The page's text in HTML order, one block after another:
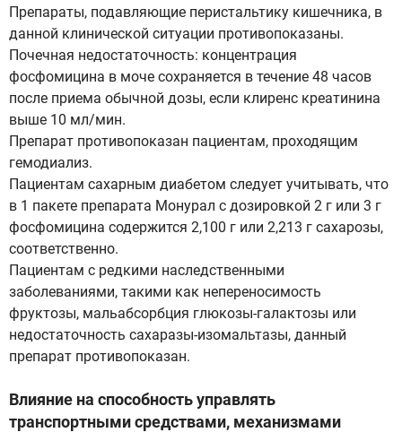
Препараты, подавляющие перистальтику кишечника, в
данной клинической ситуации противопоказаны.
Почечная недостаточность: концентрация
фосфомицина в моче сохраняется в течение 48 часов
после приема обычной дозы, если клиренс креатинина
выше 10 мл/мин.
Препарат противопоказан пациентам, проходящим
гемодиализ.
Пациентам сахарным диабетом следует учитывать, что
в 1 пакете препарата Монурал с дозировкой 2 г или 3 г
фосфомицина содержится 2,100 г или 2,213 г сахарозы,
соответственно.
Пациентам с редкими наследственными
заболеваниями, такими как непереносимость
фруктозы, мальабсорбция глюкозы-галактозы или
недостаточность сахаразы-изомальтазы, данный
препарат противопоказан.
Влияние на способность управлять
транспортными средствами, механизмами